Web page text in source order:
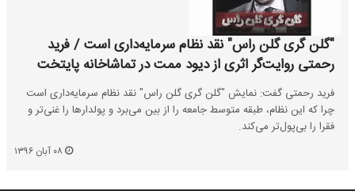
"گلن گری گلن راس" نقد نظام سرمایه‌داری است / فرید
رحمتی روایت‌گر اثری از دیود ممت در تماشاخانه پایتخت
فرید رحمتی گفت: نمایش "گلن گری گلن راس" نقد نظام سرمایه‌داری است
چرا که این نظام، طبقه متوسط جامعه را از بین می‌برد و پولدارها را غنی‌تر و
فقرا را بی‌پول‌تر می‌کند.